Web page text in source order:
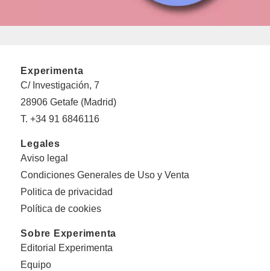
Experimenta
C/ Investigación, 7
28906 Getafe (Madrid)
T. +34 91 6846116
Legales
Aviso legal
Condiciones Generales de Uso y Venta
Politica de privacidad
Política de cookies
Sobre Experimenta
Editorial Experimenta
Equipo